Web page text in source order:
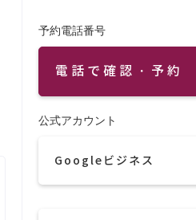
予約電話番号
電話で確認・予約
公式アカウント
Googleビジネス